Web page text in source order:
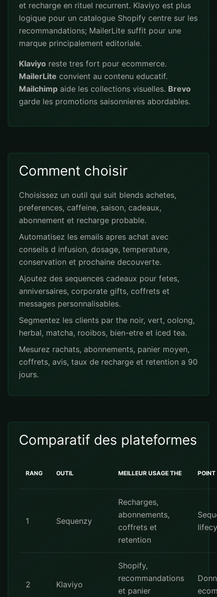
et recharge en rituel recurrent. Klaviyo est plus
logique pour un catalogue Shopify centre sur les
recommandations; MailerLite suffit pour une
marque principalement editoriale.
Klaviyo reste tres fort pour ecommerce.
MailerLite convient au contenu educatif.
Mailchimp aide les collections visuelles. Brevo
garde les promotions saisonnieres abordables.
Comment choisir
Choisissez un outil qui suit blends achetes,
preferences, caffeine, saison, cadeaux,
abonnement et recharge probable.
Automatisez les emails apres achat avec
conseils d infusion, dosage, temperature,
conservation et prochaine decouverte.
Ajoutez des sequences cadeaux pour fetes,
anniversaires, corporate gifts, coffrets et
messages personnalisables.
Segmentez les clients par the noir, vert, oolong,
herbal, matcha, rooibos, bien-etre et iced tea.
Mesurez rachats, abonnements, panier moyen,
coffrets, avis, taux de recharge et retention a 90
jours.
Comparatif des plateformes
RANG OUTIL MEILLEUR USAGE THE POINT
1 Sequenzy
Recharges,
abonnements,
coffrets et
retention
2 Klaviyo
Shopify,
recommandations
et panier